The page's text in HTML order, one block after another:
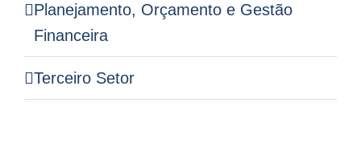
Planejamento, Orçamento e Gestão
Financeira
Terceiro Setor